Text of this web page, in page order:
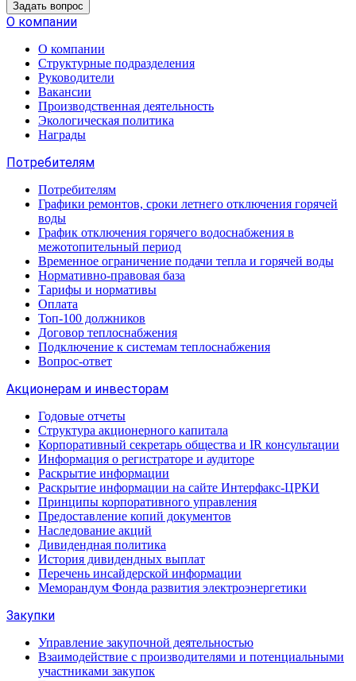
Задать вопрос
О компании
О компании
Структурные подразделения
Руководители
Вакансии
Производственная деятельность
Экологическая политика
Награды
Потребителям
Потребителям
Графики ремонтов, сроки летнего отключения горячей
воды
График отключения горячего водоснабжения в
межотопительный период
Временное ограничение подачи тепла и горячей воды
Нормативно-правовая база
Тарифы и нормативы
Оплата
Топ-100 должников
Договор теплоснабжения
Подключение к системам теплоснабжения
Вопрос-ответ
Акционерам и инвесторам
Годовые отчеты
Структура акционерного капитала
Корпоративный секретарь общества и IR консультации
Информация о регистраторе и аудиторе
Раскрытие информации
Раскрытие информации на сайте Интерфакс-ЦРКИ
Принципы корпоративного управления
Предоставление копий документов
Наследование акций
Дивидендная политика
История дивидендных выплат
Перечень инсайдерской информации
Меморандум Фонда развития электроэнергетики
Закупки
Управление закупочной деятельностью
Взаимодействие с производителями и потенциальными
участниками закупок